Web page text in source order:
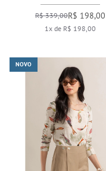
R$ 339,00R$ 198,00
1x de R$ 198,00
NOVO